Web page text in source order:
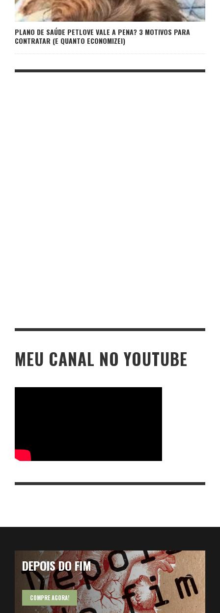
PLANO DE SAÚDE PETLOVE VALE A PENA? 3 MOTIVOS PARA
CONTRATAR (E QUANTO ECONOMIZEI)
MEU CANAL NO YOUTUBE
DEPOIS DO FIM
COMPRE AGORA!